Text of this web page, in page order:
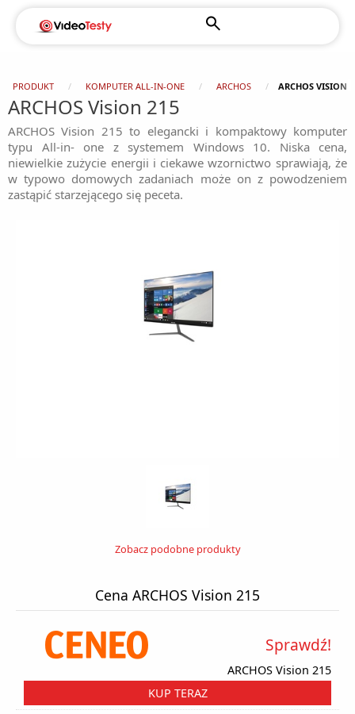
PRODUKT KOMPUTER ALL-IN-ONE ARCHOS ARCHOS VISION
ARCHOS Vision 215
ARCHOS Vision 215 to elegancki i kompaktowy komputer
typu All-in- one z systemem Windows 10. Niska cena,
niewielkie zużycie energii i ciekawe wzornictwo sprawiają, że
w typowo domowych zadaniach może on z powodzeniem
zastąpić starzejącego się peceta.
Zobacz podobne produkty
Cena ARCHOS Vision 215
ARCHOS Vision 215
Sprawdź!
KUP TERAZ